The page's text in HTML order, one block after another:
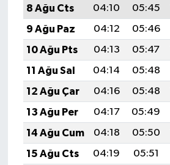
8 Ağu Cts
04:10 05:45
9 Ağu Paz
04:12 05:46
10 Ağu Pts
04:13 05:47
11 Ağu Sal
04:14 05:48
12 Ağu Çar
04:16 05:48
13 Ağu Per
04:17 05:49
14 Ağu Cum
04:18 05:50
15 Ağu Cts
04:19 05:51